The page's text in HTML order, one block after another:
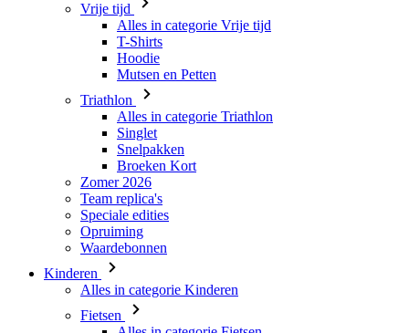
Vrije tijd
Alles in categorie Vrije tijd
T-Shirts
Hoodie
Mutsen en Petten
Triathlon
Alles in categorie Triathlon
Singlet
Snelpakken
Broeken Kort
Zomer 2026
Team replica's
Speciale edities
Opruiming
Waardebonnen
Kinderen
Alles in categorie Kinderen
Fietsen